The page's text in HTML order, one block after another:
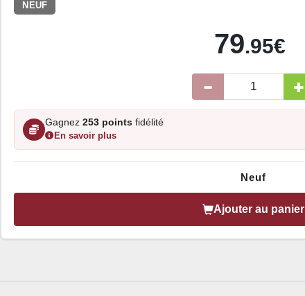
NEUF
79.95€
Gagnez253 points fidélité
En savoir plus
Neuf
Ajouter au panier